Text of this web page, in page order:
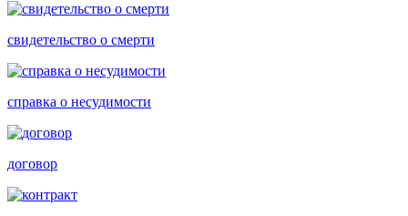
свидетельство о смерти
справка о несудимости
договор